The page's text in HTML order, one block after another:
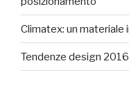
Climatex: un
Tendenze design